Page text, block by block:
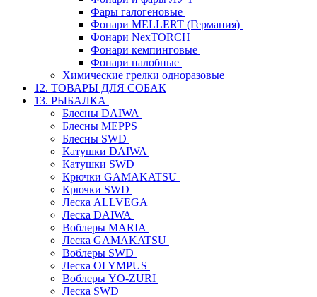
Фары галогеновые
Фонари MELLERT (Германия)
Фонари NexTORCH
Фонари кемпинговые
Фонари налобные
Химические грелки одноразовые
12. ТОВАРЫ ДЛЯ СОБАК
13. РЫБАЛКА
Блесны DAIWA
Блесны MEPPS
Блесны SWD
Катушки DAIWA
Катушки SWD
Крючки GAMAKATSU
Крючки SWD
Леска ALLVEGA
Леска DAIWA
Воблеры MARIA
Леска GAMAKATSU
Воблеры SWD
Леска OLYMPUS
Воблеры YO-ZURI
Леска SWD